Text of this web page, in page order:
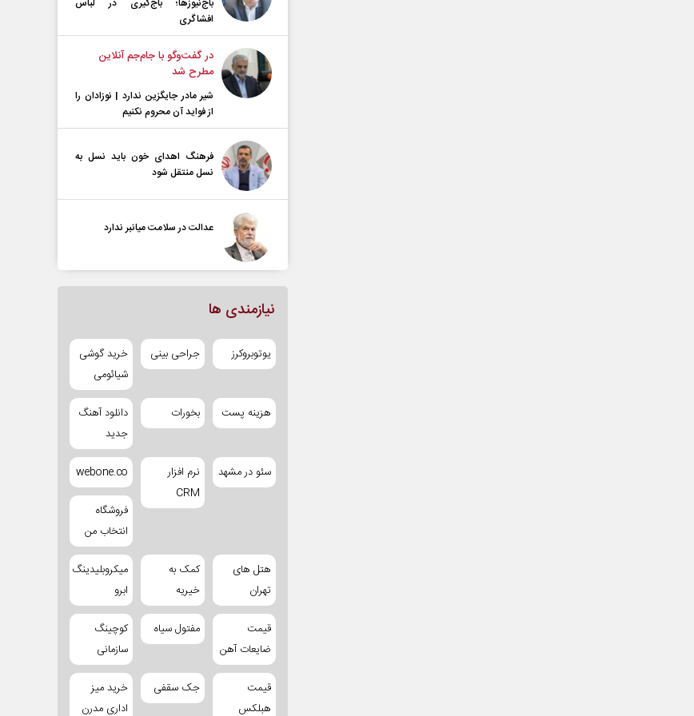
باج‌نیوزها؛ باج‌گیری در لباس
افشاگری
در گفت‌و‌گو با جام‌جم آنلاین
مطرح شد
شیر مادر جایگزین ندارد | نوزادان را
از فواید آن محروم نکنیم
فرهنگ اهدای خون باید نسل به
نسل منتقل شود
عدالت در سلامت میانبر ندارد
نیازمندی ها
یوتوبروکرز جراحی بینی
خرید گوشی
شیائومی
هزینه پست بخورات
دانلود آهنگ
جدید
سئو در مشهد
نرم افزار
CRM
webone.co
فروشگاه
انتخاب من
هتل های
تهران
کمک به
خیریه
میکروبلیدینگ
ابرو
قیمت
ضایعات آهن
مفتول سیاه
کوچینگ
سازمانی
قیمت
هبلکس
جک سقفی
خرید میز
اداری مدرن